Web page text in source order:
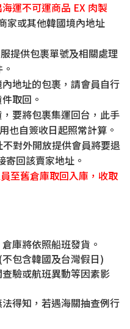
運不可運商品 EX 肉製
家或其他韓國境內地址
提供包裹單號及相關處理
地址的包裹，請會員自行
取回。
要將包裹集運回台，此手
也自簽收日起照常計算。
對外開放提供會員將要退
回該賣家地址。
至舊倉庫取回入庫，收取
庫將依照船班發貨。
包含韓國及台灣假日)
驗或航班異動等因素影
得知，若遇海關抽查例行